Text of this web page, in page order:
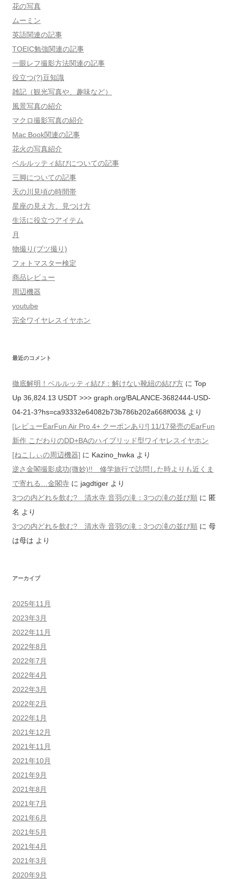
花の写真
ムーミン
英語関連の記事
TOEIC勉強関連の記事
一眼レフ撮影方法関連の記事
役立つ(?)豆知識
雑記（観光写真や、趣味など）
風景写真の紹介
マクロ撮影写真の紹介
Mac Book関連の記事
花火の写真紹介
ベルルッティ結びについての記事
三脚についての記事
天の川見頃の時間帯
星座の見え方、見つけ方
生活に役立つアイテム
月
物撮り(ブツ撮り)
フォトマスター検定
商品レビュー
周辺機器
youtube
完全ワイヤレスイヤホン
最近のコメント
徹底解明！ベルルッティ結び：解けない靴紐の結び方 に Top
Up 36,824.13 USDT >>> graph.org/BALANCE-3682444-USD-
04-21-3?hs=ca93332e64082b73b786b202a668f003& より
[レビューEarFun Air Pro 4+ クーポンあり!] 11/17発売のEarFun
新作 こだわりのDD+BAのハイブリッド型ワイヤレスイヤホン
[ねこしぃの周辺機器] に Kazino_hwka より
逆さ金閣撮影成功(微妙)!! 修学旅行で訪問した時よりも近くま
で寄れる…金閣寺 に jagdtiger より
3つの内どれを飲む? 清水寺 音羽の滝：3つの滝の並び順 に 匿
名 より
3つの内どれを飲む? 清水寺 音羽の滝：3つの滝の並び順 に 母
は母は より
アーカイブ
2025年11月
2023年3月
2022年11月
2022年8月
2022年7月
2022年4月
2022年3月
2022年2月
2022年1月
2021年12月
2021年11月
2021年10月
2021年9月
2021年8月
2021年7月
2021年6月
2021年5月
2021年4月
2021年3月
2020年9月